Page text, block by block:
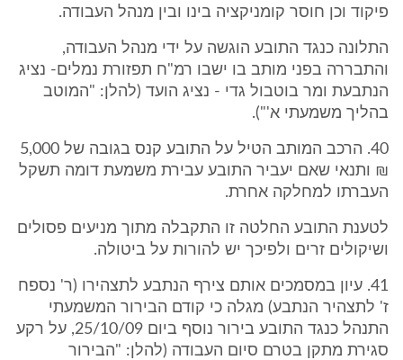
פיקוד וכן חוסר קומניקציה בינו ובין מנהל העבודה.
התלונה כנגד התובע הוגשה על ידי מנהל העבודה,
והתבררה בפני מותב בו ישבו רמ"ח תפזורת נמלים- נציג
הנתבעת ומר בוטבול גדי - נציג הועד (להלן: "המוטב
בהליך משמעתי א'").
40. הרכב המותב הטיל על התובע קנס בגובה של 5,000
₪ ותנאי שאם יעביר התובע עבירת משמעת דומה תשקל
העברתו למחלקה אחרת.
לטענת התובע החלטה זו התקבלה מתוך מניעים פסולים
ושיקולים זרים ולפיכך יש להורות על ביטולה.
41. עיון במסמכים אותם צירף הנתבע לתצהירו (ר' נספח
ז' לתצהיר הנתבע) מגלה כי קודם הבירור המשמעתי
התנהל כנגד התובע בירור נוסף ביום 25/10/09, על רקע
סגירת מתקן בטרם סיום העבודה (להלן: "הבירור